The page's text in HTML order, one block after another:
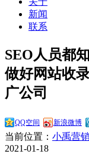
新闻
联系
SEO人员都
做好网站收
广公司
QQ空间 新浪微博
当前位置： 小禹营
2021-01-18